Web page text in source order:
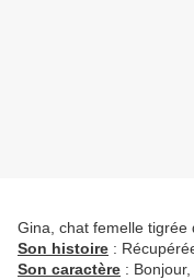
Gina, chat femelle tigrée
Son histoire :
Son caractère : Bonjour,